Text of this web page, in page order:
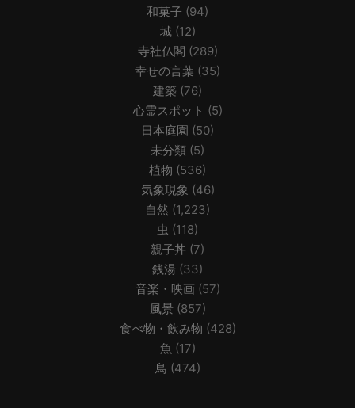
和菓子 (94)
城(12)
寺社仏閣 (289)
幸せの言葉 (35)
建築 (76)
心霊スポット (5)
日本庭園 (50)
未分類 (5)
植物 (536)
気象現象 (46)
自然 (1,223)
虫 (118)
親子丼 (7)
銭湯 (33)
音楽・映画 (57)
風景(857)
食べ物・飲み物 (428)
魚 (17)
鳥 (474)